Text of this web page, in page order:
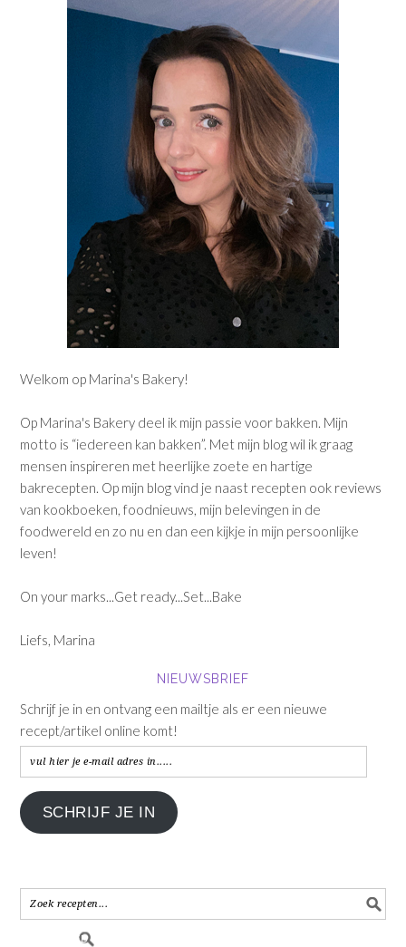
Welkom op Marina's Bakery!
Op Marina's Bakery deel ik mijn passie voor bakken. Mijn
motto is “iedereen kan bakken”. Met mijn blog wil ik graag
mensen inspireren met heerlijke zoete en hartige
bakrecepten. Op mijn blog vind je naast recepten ook reviews
van kookboeken, foodnieuws, mijn belevingen in de
foodwereld en zo nu en dan een kijkje in mijn persoonlijke
leven!
On your marks...Get ready...Set...Bake
Liefs, Marina
NIEUWSBRIEF
Schrijf je in en ontvang een mailtje als er een nieuwe
recept/artikel online komt!
vul
hier
je
e-
in.....
SCHRIJF JE IN